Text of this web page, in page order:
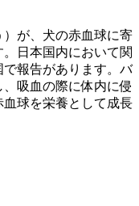
が、犬の赤血球に寄
日本国内において関
報告があります。バ
吸血の際に体内に侵
球を栄養として成長